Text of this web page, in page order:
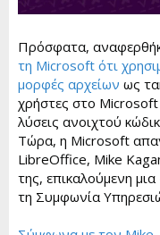
Πρόσφατα,
τη Microsoft ότι
μορφές αρχείων ως
χρήστες στο Microsoft
λύσεις ανοιχτού
Τώρα, η Microsoft
LibreOffice, Mike
της, επικαλούμενη
τη Συμφωνία